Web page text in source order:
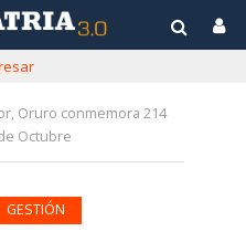
Oruro conmemora 214
Octubre
GESTIÓN